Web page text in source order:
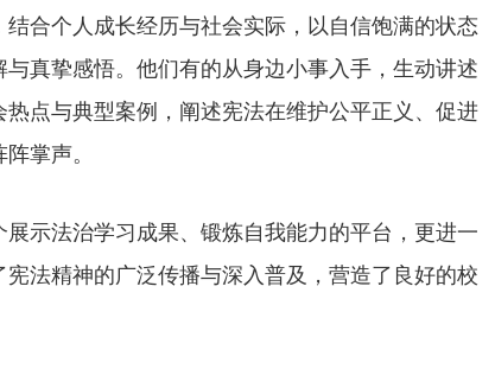
合个人成长经历与社会实际，以自信饱满的状态
真挚感悟。他们有的从身边小事入手，生动讲述
点与典型案例，阐述宪法在维护公平正义、促进
掌声。
示法治学习成果、锻炼自我能力的平台，更进一
法精神的广泛传播与深入普及，营造了良好的校